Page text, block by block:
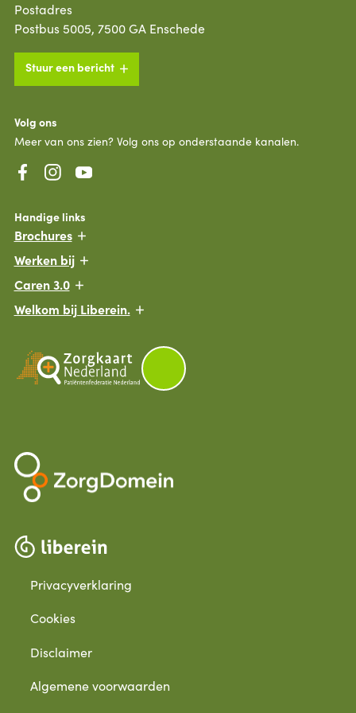
Postadres
Postbus 5005, 7500 GA Enschede
Stuur een bericht
Volg ons
Meer van ons zien? Volg ons op onderstaande kanalen.
Handige links
Brochures
Werken bij
Caren 3.0
Welkom bij Liberein.
Privacyverklaring
Cookies
Disclaimer
Algemene voorwaarden